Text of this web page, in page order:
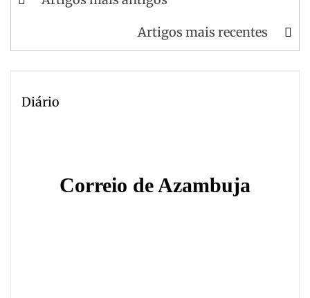
Artigos mais recentes
Diário
Correio de Azambuja